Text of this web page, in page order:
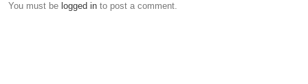
You must be logged in to post a comment.